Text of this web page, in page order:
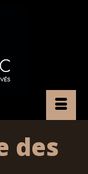
des